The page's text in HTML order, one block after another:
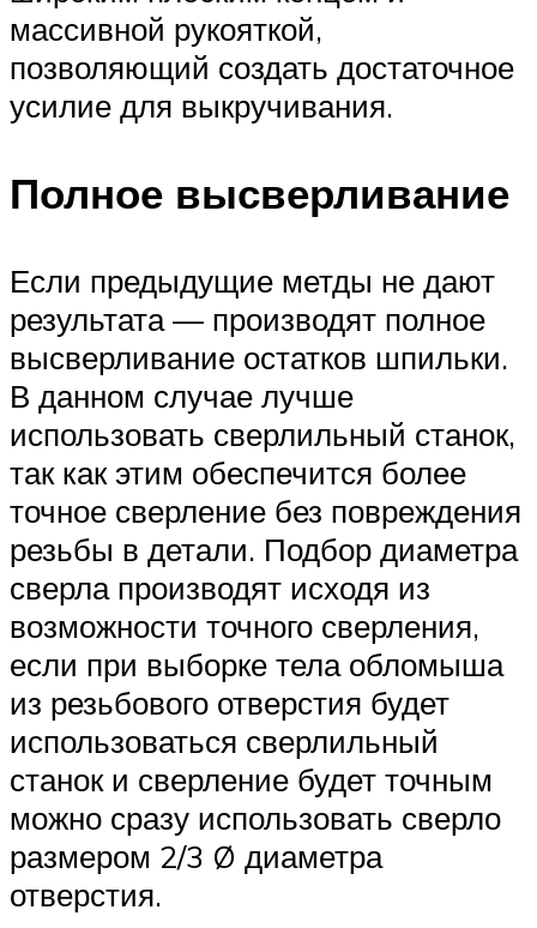
массивной рукояткой,
позволяющий создать достаточное
усилие для выкручивания.
Полное высверливание
Если предыдущие метды не дают
результата — производят полное
высверливание остатков шпильки.
В данном случае лучше
использовать сверлильный станок,
так как этим обеспечится более
точное сверление без повреждения
резьбы в детали. Подбор диаметра
сверла производят исходя из
возможности точного сверления,
если при выборке тела обломыша
из резьбового отверстия будет
использоваться сверлильный
станок и сверление будет точным
можно сразу использовать сверло
размером 2/3 Ø диаметра
отверстия.